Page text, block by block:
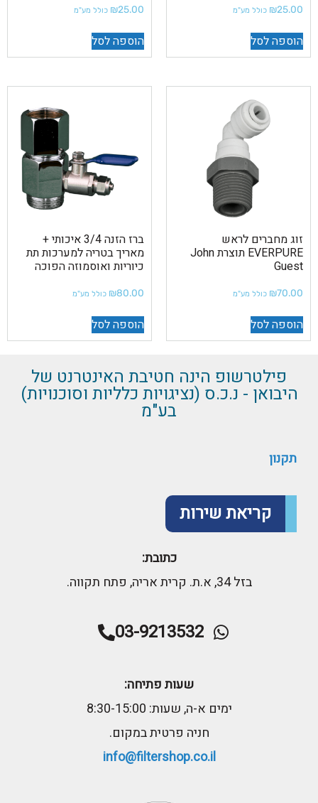
₪25.00 כולל מע"מ
הוספה לסל
₪25.00 כולל מע"מ
הוספה לסל
זוג מחברים לראש
EVERPURE תוצרת John
Guest
₪70.00 כולל מע"מ
הוספה לסל
ברז הזנה 3/4 איכותי +
מאריך בטריה למערכות תת
כיוריות ואוסמוזה הפוכה
₪80.00 כולל מע"מ
הוספה לסל
פילטרשופ הינה חטיבת האינטרנט של
היבואן - נ.כ.ס (נציגויות כלליות וסוכנויות)
בע"מ
תקנון
קריאת שירות
כתובת:
בזל 34, א.ת. קרית אריה, פתח תקווה.
03-9213532
שעות פתיחה:
ימים א-ה, שעות: 8:30-15:00
חניה פרטית במקום.
info@filtershop.co.il